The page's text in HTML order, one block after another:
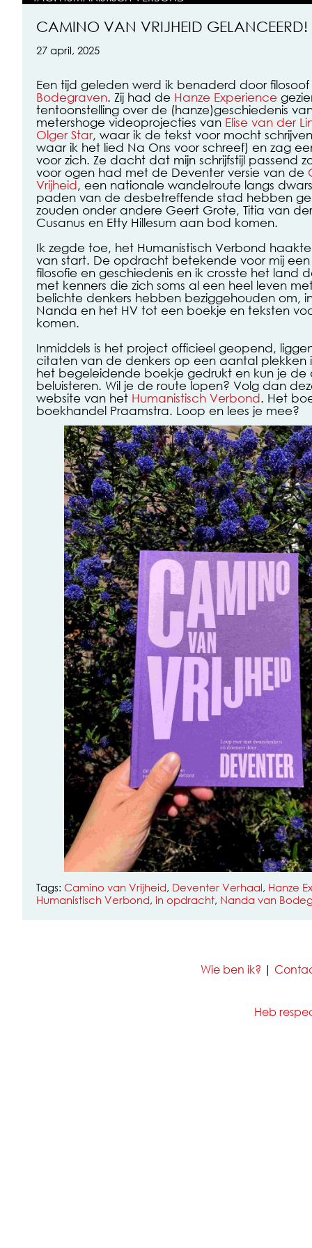
CAMINO VAN VRIJHEID GELANCEERD!
27 april, 2025
Een tijd geleden werd ik benaderd door filosoof
Bodegraven. Zij had de Hanze Experience
tentoonstelling over de (hanze)geschiedenis
metershoge videoprojecties van Elise van der
Olger Star, waar ik de tekst voor mocht
waar ik het lied Na Ons voor schreef) en zag
voor zich. Ze dacht dat mijn schrijfstijl passend
voor ogen had met de Deventer versie van de
Vrijheid, een nationale wandelroute langs
paden van de desbetreffende stad hebben
zouden onder andere Geert Grote, Titia van
Cusanus en Etty Hillesum aan bod komen.
Ik zegde toe, het Humanistisch Verbond
van start. De opdracht betekende voor mij een
filosofie en geschiedenis en ik crosste het land
met kenners die zich soms al een heel leven
belichte denkers hebben beziggehouden om,
Nanda en het HV tot een boekje en teksten
komen.
Inmiddels is het project officieel geopend,
citaten van de denkers op een aantal plekken
het begeleidende boekje gedrukt en kun je de
beluisteren. Wil je de route lopen? Volg dan
website van het Humanistisch Verbond. Het
boekhandel Praamstra. Loop en lees je mee?
Tags: Camino van Vrijheid, Deventer Verhaal, Hanze
Humanistisch Verbond, in opdracht, Nanda van
Wie ben ik? |
Heb